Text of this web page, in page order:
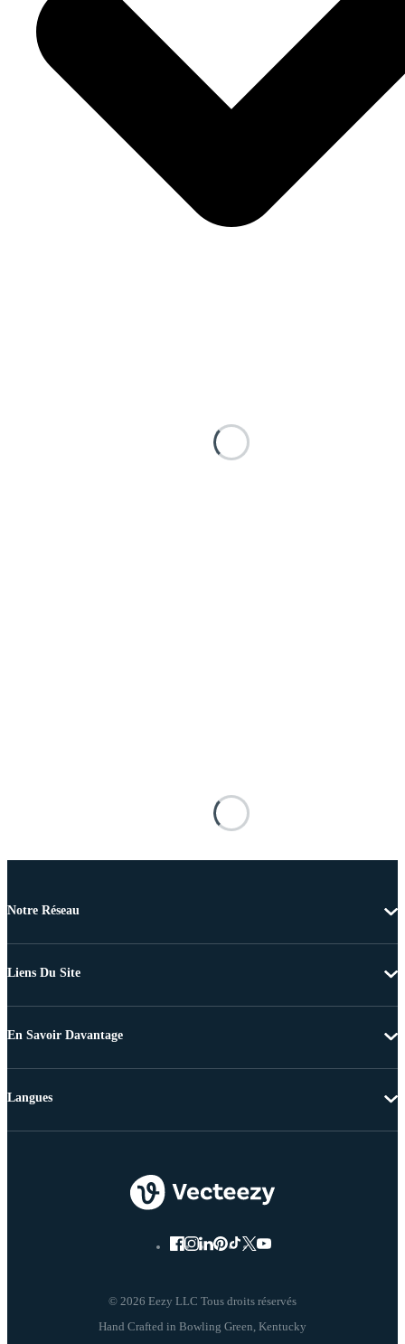
Notre Réseau
Liens Du Site
En Savoir Davantage
© 2026 Eezy LLC Tous droits réservés
Langues